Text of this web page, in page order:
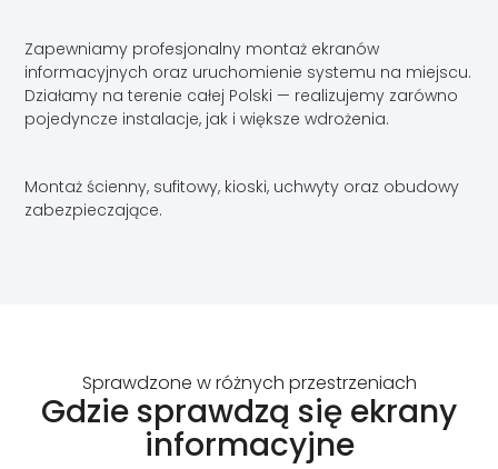
Zapewniamy profesjonalny montaż ekranów
informacyjnych oraz uruchomienie systemu na miejscu.
Działamy na terenie całej Polski — realizujemy zarówno
pojedyncze instalacje, jak i większe wdrożenia.
Montaż ścienny, sufitowy, kioski, uchwyty oraz obudowy
zabezpieczające.
Sprawdzone w różnych przestrzeniach
Gdzie sprawdzą się ekrany
informacyjne